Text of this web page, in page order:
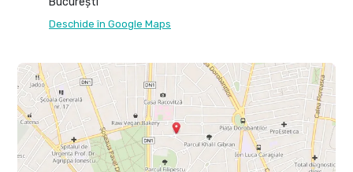
Deschide în Google Maps